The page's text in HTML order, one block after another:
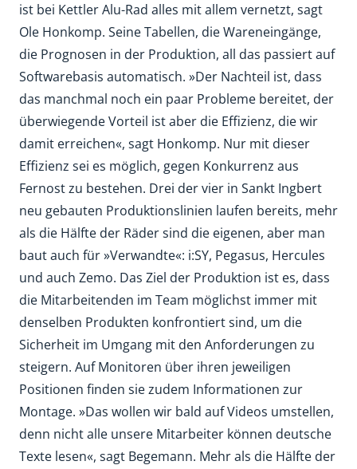
ist bei Kettler Alu-Rad alles mit allem vernetzt, sagt
Ole Honkomp. Seine Tabellen, die Wareneingänge,
die Prognosen in der Produktion, all das passiert auf
Softwarebasis automatisch. »Der Nachteil ist, dass
das manchmal noch ein paar Probleme bereitet, der
überwiegende Vorteil ist aber die Effizienz, die wir
damit erreichen«, sagt Honkomp. Nur mit dieser
Effizienz sei es möglich, gegen Konkurrenz aus
Fernost zu bestehen. Drei der vier in Sankt Ingbert
neu gebauten Produktionslinien laufen bereits, mehr
als die Hälfte der Räder sind die eigenen, aber man
baut auch für »Verwandte«: i:SY, Pegasus, Hercules
und auch Zemo. Das Ziel der Produktion ist es, dass
die Mitarbeitenden im Team möglichst immer mit
denselben Produkten konfrontiert sind, um die
Sicherheit im Umgang mit den Anforderungen zu
steigern. Auf Monitoren über ihren jeweiligen
Positionen finden sie zudem Informationen zur
Montage. »Das wollen wir bald auf Videos umstellen,
denn nicht alle unsere Mitarbeiter können deutsche
Texte lesen«, sagt Begemann. Mehr als die Hälfte der